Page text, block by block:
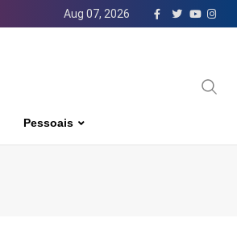
Aug 07, 2026
Pessoais